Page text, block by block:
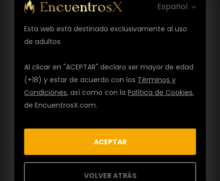
Español
Esta web está destinada exclusivamente al uso
de adultos.
Al clicar en "ACEPTAR" declaro ser mayor de edad
(+18) y estar de acuerdo con los Términos y
Condiciones, así como con laPolítica de Cookies,
de EncuentrosX.com.
ACEPTAR
VOLVER ATRÁS